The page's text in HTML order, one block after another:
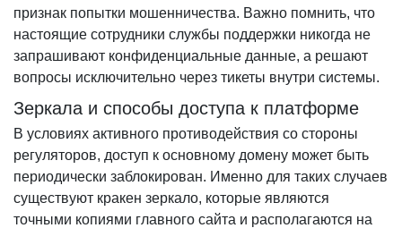
признак попытки мошенничества. Важно помнить, что
настоящие сотрудники службы поддержки никогда не
запрашивают конфиденциальные данные, а решают
вопросы исключительно через тикеты внутри системы.
Зеркала и способы доступа к платформе
В условиях активного противодействия со стороны
регуляторов, доступ к основному домену может быть
периодически заблокирован. Именно для таких случаев
существуют кракен зеркало, которые являются
точными копиями главного сайта и располагаются на